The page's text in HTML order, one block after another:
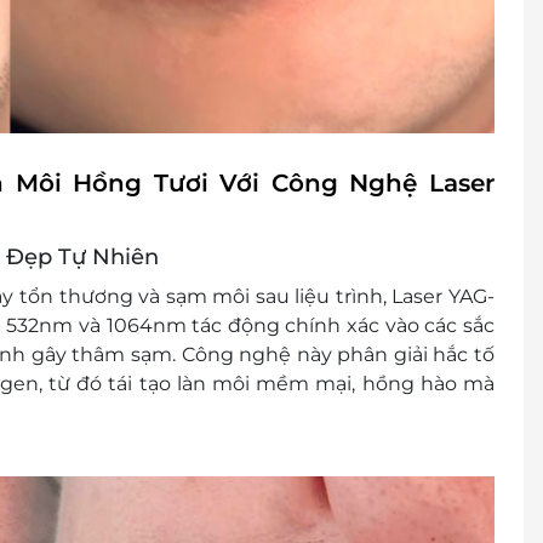
Hồng Tươi Với Công Nghệ Laser
Đẹp Tự Nhiên
tổn thương và sạm môi sau liệu trình, Laser YAG-
và 1064nm tác động chính xác vào các sắc
gây thâm sạm. Công nghệ này phân giải hắc tố
từ đótái tạo làn môi mềm mại, hồng hàomà